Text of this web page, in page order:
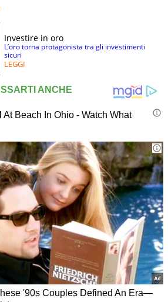
Investire in oro
L’oro torna protagonista tra gli investimenti
sicuri
LEGGI